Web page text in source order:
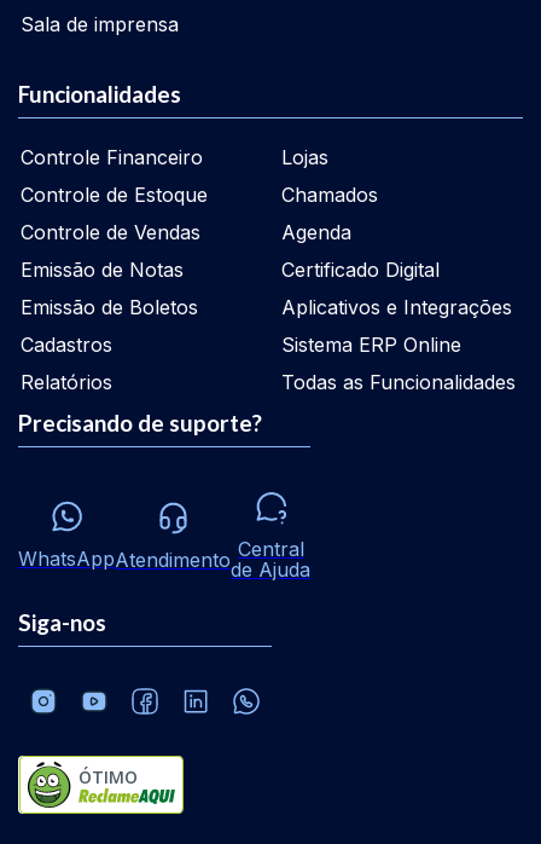
Sala de imprensa
Funcionalidades
Controle Financeiro
Controle de Estoque
Controle de Vendas
Emissão de Notas
Emissão de Boletos
Cadastros
Relatórios
Lojas
Chamados
Agenda
Certificado Digital
Aplicativos e Integrações
Sistema ERP Online
Todas as Funcionalidades
Precisando de suporte?
WhatsAppAtendimento Central
de Ajuda
Siga-nos
ÓTIMO